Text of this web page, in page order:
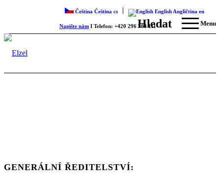
Čeština Čeština cs English Angličtina en
Napište nám I Telefon: +420 296 500 111
Hledat Menu
GENERÁLNÍ ŘEDITELSTVÍ: